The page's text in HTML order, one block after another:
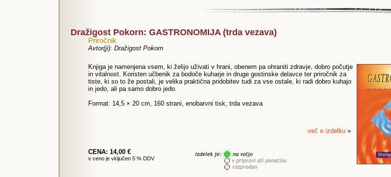
Dražigost Pokorn: GASTRONOMIJA (trda vezava)
Priročnik
Avtor(ji): Dražigost Pokorn
Knjiga je namenjena vsem, ki želijo uživati v hrani, obenem pa ohraniti zdravje, dobro počutje
in vitalnost. Koristen učbenik za bodoče kuharje in druge gostinske delavce ter priročnik za
tiste, ki so to že postali, je velika praktična pridobitev tudi za vse ostale, ki radi dobro kuhajo
in jedo, ali pa samo dobro jedo.
Format: 14,5 × 20 cm, 160 strani, enobarvni tisk, trda vezava
več o izdelku »
CENA: 14,00 €
v ceno je vključen 5 % DDV